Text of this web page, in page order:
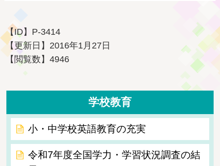
【ID】 P-3414
【更新日】 2016年1月27日
【閲覧数】4946
学校教育
小・中学校英語教育の充実
令和7年度全国学力・学習状況調査の結